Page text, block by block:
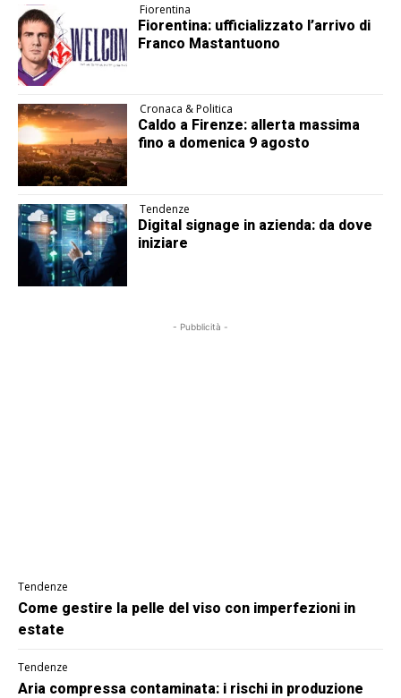
Fiorentina
Fiorentina: ufficializzato l’arrivo di
Franco Mastantuono
Cronaca & Politica
Caldo a Firenze: allerta massima
fino a domenica 9 agosto
Tendenze
Digital signage in azienda: da dove
iniziare
- Pubblicità -
Tendenze
Come gestire la pelle del viso con imperfezioni in
estate
Tendenze
Aria compressa contaminata: i rischi in produzione